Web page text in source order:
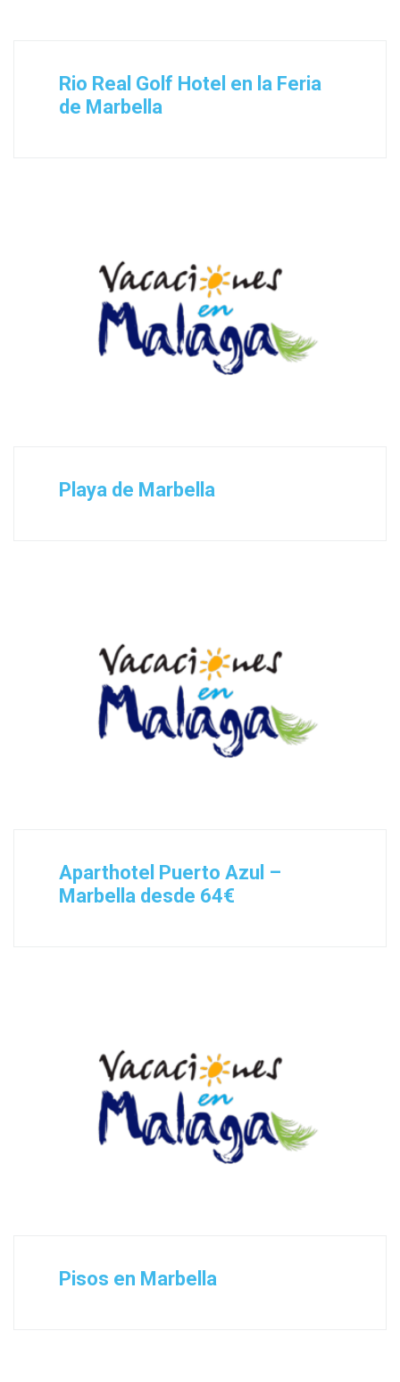
Rio Real Golf Hotel en la Feria
de Marbella
Playa de Marbella
Aparthotel Puerto Azul –
Marbella desde 64€
Pisos en Marbella